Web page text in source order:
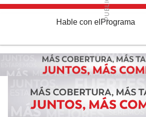
Hable con el Programa